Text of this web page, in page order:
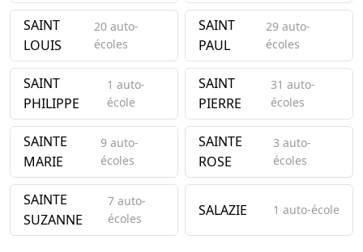
SAINT
LOUIS
20 auto-
écoles
SAINT
PAUL
29 auto-
écoles
SAINT
PHILIPPE
1 auto-
école
SAINT
PIERRE
31 auto-
écoles
SAINTE
MARIE
9 auto-
écoles
SAINTE
ROSE
3 auto-
écoles
SAINTE
SUZANNE
7 auto-
écoles
SALAZIE 1 auto-école